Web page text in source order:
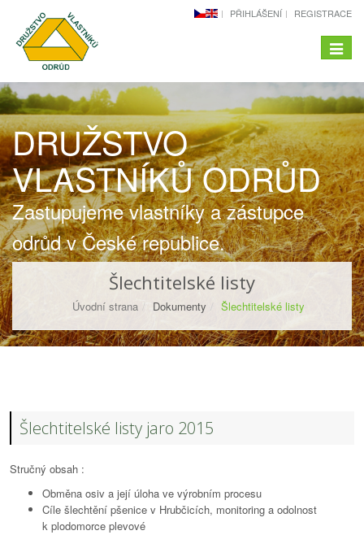
PŘIHLÁŠENÍ REGISTRACE
Menu
-
DRUŽSTVO
VLASTNÍKŮ ODRŮD
Zastupujeme vlastníky a zástupce
odrůd v České republice.
Šlechtitelské listy
Úvodní strana Dokumenty Šlechtitelské listy
Šlechtitelské listy jaro 2015
Stručný obsah :
Obměna osiv a její úloha ve výrobním procesu
Cíle šlechtění pšenice v Hrubčicích, monitoring a odolnost
k plodomorce plevové